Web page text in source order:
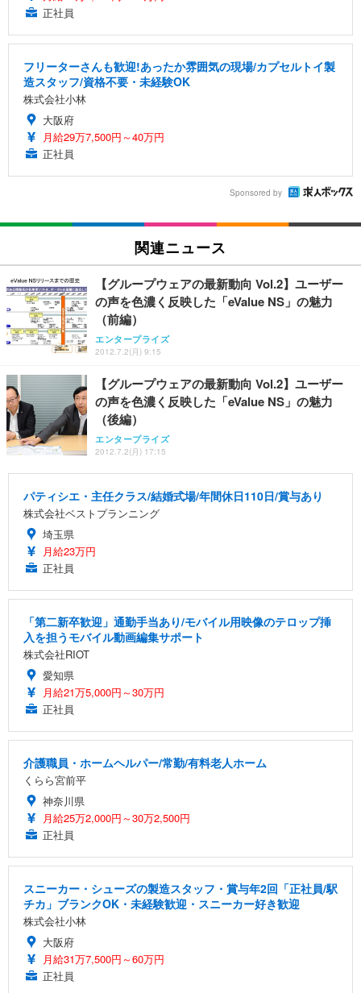
正社員
フリーターさんも歓迎!あったか雰囲気の現場/カプセルトイ製
造スタッフ/資格不要・未経験OK
株式会社小林
大阪府
月給29万7,500円～40万円
正社員
Sponsored by
関連ニュース
【グループウェアの最新動向 Vol.2】ユーザー
の声を色濃く反映した「eValue NS」の魅力
（前編）
エンタープライズ
2012.7.2(月) 9:15
【グループウェアの最新動向 Vol.2】ユーザー
の声を色濃く反映した「eValue NS」の魅力
（後編）
エンタープライズ
2012.7.2(月) 17:15
パティシエ・主任クラス/結婚式場/年間休日110日/賞与あり
株式会社ベストプランニング
埼玉県
月給23万円
正社員
「第二新卒歓迎」通勤手当あり/モバイル用映像のテロップ挿
入を担うモバイル動画編集サポート
株式会社RIOT
愛知県
月給21万5,000円～30万円
正社員
介護職員・ホームヘルパー/常勤/有料老人ホーム
くらら宮前平
神奈川県
月給25万2,000円～30万2,500円
正社員
スニーカー・シューズの製造スタッフ・賞与年2回「正社員/駅
チカ」ブランクOK・未経験歓迎・スニーカー好き歓迎
株式会社小林
大阪府
月給31万7,500円～60万円
正社員